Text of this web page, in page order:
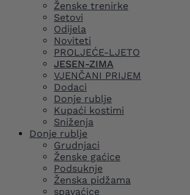
Ženske trenirke
Setovi
Odijela
Noviteti
PROLJEĆE-LJETO
JESEN-ZIMA
VJENČANI PRIJEM
Dodaci
Donje rublje
Kupaći kostimi
Sniženja
Donje rublje
Grudnjaci
Ženske gaćice
Podsuknje
Ženska pidžama
spavaćice